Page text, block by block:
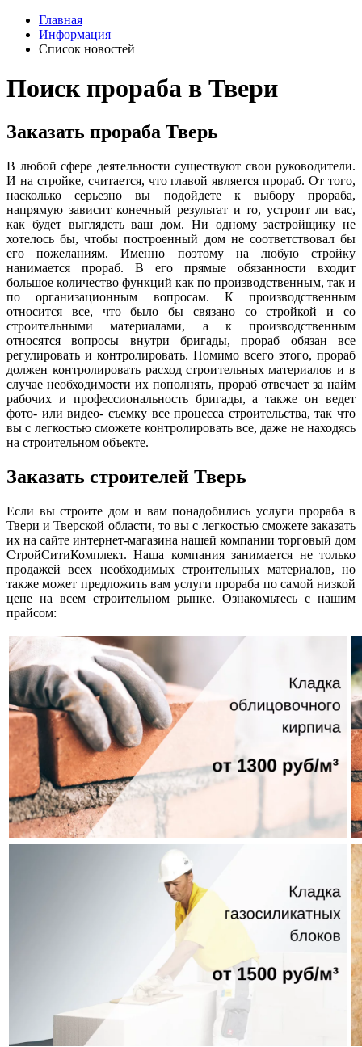
Главная
Информация
Список новостей
Поиск прораба в Твери
Заказать прораба Тверь
В любой сфере деятельности существуют свои руководители.
И на стройке, считается, что главой является прораб. От того,
насколько серьезно вы подойдете к выбору прораба,
напрямую зависит конечный результат и то, устроит ли вас,
как будет выглядеть ваш дом. Ни одному застройщику не
хотелось бы, чтобы построенный дом не соответствовал бы
его пожеланиям. Именно поэтому на любую стройку
нанимается прораб. В его прямые обязанности входит
большое количество функций как по производственным, так и
по организационным вопросам. К производственным
относится все, что было бы связано со стройкой и со
строительными материалами, а к производственным
относятся вопросы внутри бригады, прораб обязан все
регулировать и контролировать. Помимо всего этого, прораб
должен контролировать расход строительных материалов и в
случае необходимости их пополнять, прораб отвечает за найм
рабочих и профессиональность бригады, а также он ведет
фото- или видео- съемку все процесса строительства, так что
вы с легкостью сможете контролировать все, даже не находясь
на строительном объекте.
Заказать строителей Тверь
Если вы строите дом и вам понадобились услуги прораба в
Твери и Тверской области, то вы с легкостью сможете заказать
их на сайте интернет-магазина нашей компании торговый дом
СтройСитиКомплект. Наша компания занимается не только
продажей всех необходимых строительных материалов, но
также может предложить вам услуги прораба по самой низкой
цене на всем строительном рынке. Ознакомьтесь с нашим
прайсом: